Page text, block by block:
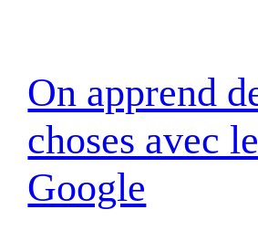
On apprend
choses avec
Google